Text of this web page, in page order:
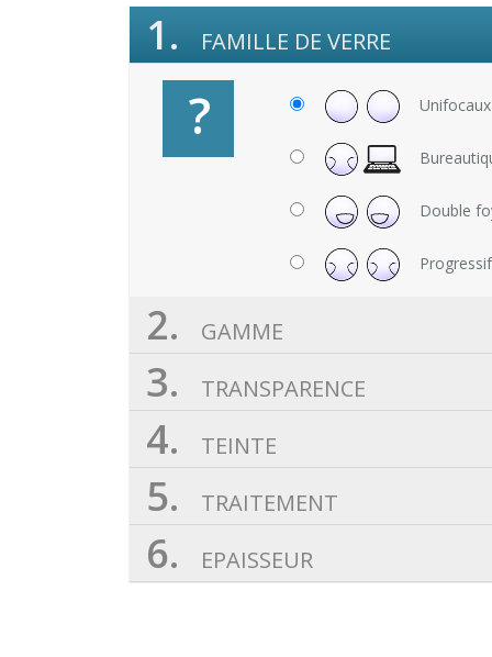
1. FAMILLE DE VERRE
? Unifocaux
Double
2. GAMME
3. TRANSPARENCE
4. TEINTE
5. TRAITEMENT
6. EPAISSEUR